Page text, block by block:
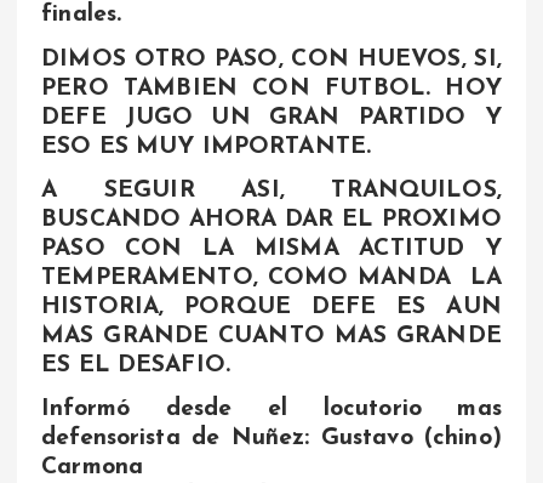
finales.
DIMOS OTRO PASO, CON HUEVOS, SI,
PERO TAMBIEN CON FUTBOL. HOY
DEFE JUGO UN GRAN PARTIDO Y
ESO ES MUY IMPORTANTE.
A SEGUIR ASI, TRANQUILOS,
BUSCANDO AHORA DAR EL PROXIMO
PASO CON LA MISMA ACTITUD Y
TEMPERAMENTO, COMO MANDA LA
HISTORIA, PORQUE DEFE ES AUN
MAS GRANDE CUANTO MAS GRANDE
ES EL DESAFIO.
Informó desde el locutorio mas
defensorista de Nuñez: Gustavo (chino)
Carmona